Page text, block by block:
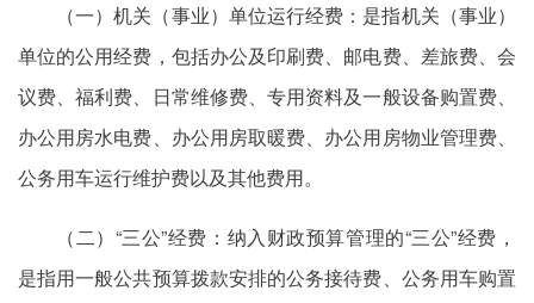
（一）机关（事业）单位运行经费：是指机关（事业）
单位的公用经费，包括办公及印刷费、邮电费、差旅费、会
议费、福利费、日常维修费、专用资料及一般设备购置费、
办公用房水电费、办公用房取暖费、办公用房物业管理费、
公务用车运行维护费以及其他费用。
（二）“三公”经费：纳入财政预算管理的“三公”经费，
是指用一般公共预算拨款安排的公务接待费、公务用车购置